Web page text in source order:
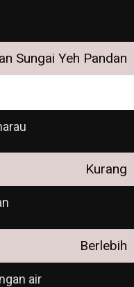
Sungai Yeh Pandan
Kurang
Berlebih
air